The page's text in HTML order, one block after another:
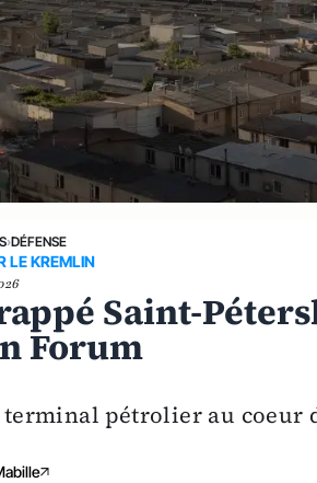
›DÉFENSE
LE KREMLIN
Saint-
Forum
pétrolier au coeur